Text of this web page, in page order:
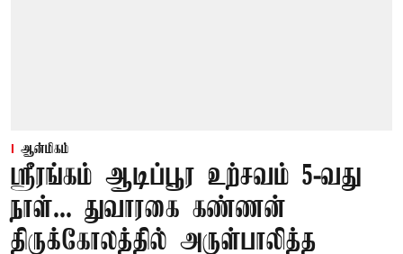
ஆன்மிகம்
ஸ்ரீரங்கம் ஆடிப்பூர உற்சவம் 5-வது
நாள்... துவாரகை கண்ணன்
திருக்கோலத்தில் அருள்பாலித்த